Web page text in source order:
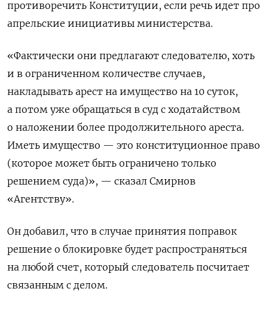
противоречить Конституции, если речь идет про
апрельские инициативы министерства.
«Фактически они предлагают следователю, хоть
и в ограниченном количестве случаев,
накладывать арест на имущество на 10 суток,
а потом уже обращаться в суд с ходатайством
о наложении более продолжительного ареста.
Иметь имущество — это конституционное право
(которое может быть ограничено только
решением суда)», — сказал Смирнов
«Агентству».
Он добавил, что в случае принятия поправок
решение о блокировке будет распространяться
на любой счет, который следователь посчитает
связанным с делом.